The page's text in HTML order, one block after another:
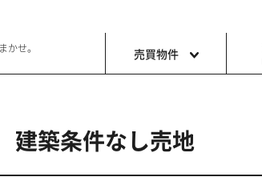
せ。 売買物件
築条件なし売地